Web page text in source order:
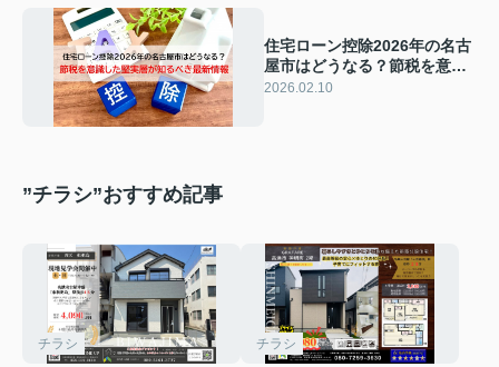
住宅ローン控除2026年の名古
屋市はどうなる？節税を意識
した堅実層が知るべき最新情
2026.02.10
”チラシ”おすすめ記事
チラシ チラシ